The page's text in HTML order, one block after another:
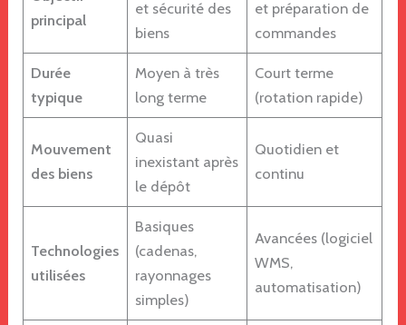
principal
et sécurité des
biens
et préparation de
commandes
Durée
typique
Moyen à très
long terme
Court terme
(rotation rapide)
Mouvement
des biens
Quasi
inexistant après
le dépôt
Quotidien et
continu
Technologies
utilisées
Basiques
(cadenas,
rayonnages
simples)
Avancées (logiciel
WMS,
automatisation)